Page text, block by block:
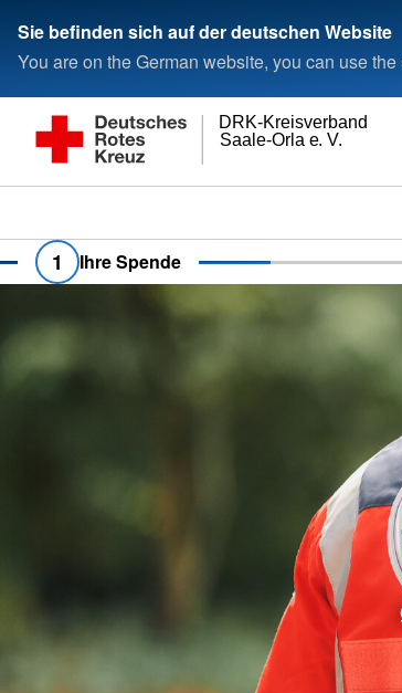
Sie befinden sich auf der deutschen Website
You are on the German website, you can use
Saale-Orla e. V.
DRK-Kreisverband
1 Ihre Spende